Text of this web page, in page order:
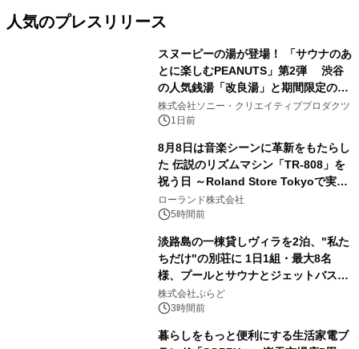
人気のプレスリリース
スヌーピーの湯が登場！ 「サウナのあ
とに楽しむPEANUTS」第2弾 渋谷
の人気銭湯「改良湯」と期間限定のコ
ラボレーション サウナイキタイコラ
ボグッズも発売決定！
株式会社ソニー・クリエイティブプロダクツ
1日前
8月8日は音楽シーンに革新をもたらし
た 伝説のリズムマシン「TR-808」を
祝う日 ～Roland Store Tokyoで実機
を展示しての 記念キャンペーンを開
催 英国ラジオ「NTS」の 特別プログ
アーティストを フィーチャーしたアニ
メーションを公開～
ローランド株式会社
5時間前
淡路島の一棟貸しヴィラを2泊、"私た
ちだけ"の別荘に 1日1組・最大8名
様、プールとサウナとジェットバス付
きで Villa Mon Temps AWAJIの連泊
素泊りプラン
株式会社ぷらど
3時間前
暮らしをもっと便利にする生活家電ブ